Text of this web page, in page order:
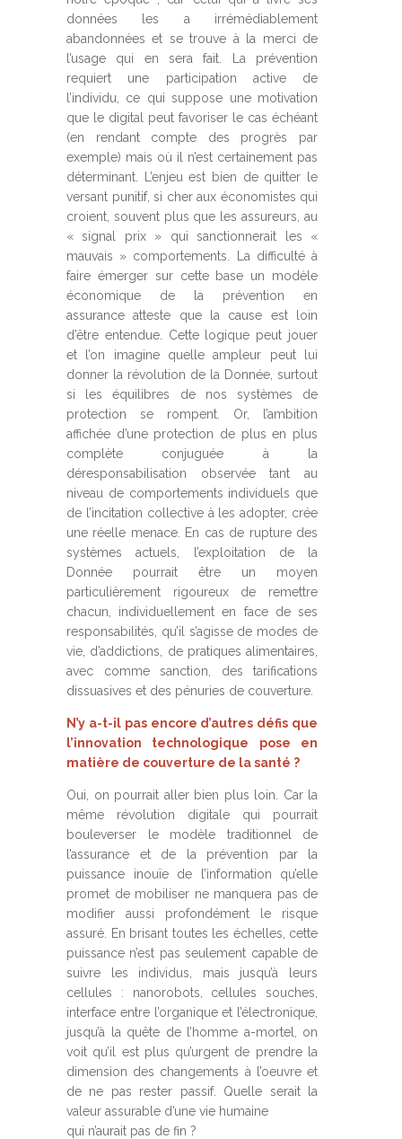
données les a irrémédiablement
abandonnées et se trouve à la merci de
l’usage qui en sera fait. La prévention
requiert une participation active de
l’individu, ce qui suppose une motivation
que le digital peut favoriser le cas échéant
(en rendant compte des progrès par
exemple) mais où il n’est certainement pas
déterminant. L’enjeu est bien de quitter le
versant punitif, si cher aux économistes qui
croient, souvent plus que les assureurs, au
« signal prix » qui sanctionnerait les «
mauvais » comportements. La difficulté à
faire émerger sur cette base un modèle
économique de la prévention en
assurance atteste que la cause est loin
d’être entendue. Cette logique peut jouer
et l’on imagine quelle ampleur peut lui
donner la révolution de la Donnée, surtout
si les équilibres de nos systèmes de
protection se rompent. Or, l’ambition
affichée d’une protection de plus en plus
complète conjuguée à la
déresponsabilisation observée tant au
niveau de comportements individuels que
de l’incitation collective à les adopter, crée
une réelle menace. En cas de rupture des
systèmes actuels, l’exploitation de la
Donnée pourrait être un moyen
particulièrement rigoureux de remettre
chacun, individuellement en face de ses
responsabilités, qu’il s’agisse de modes de
vie, d’addictions, de pratiques alimentaires,
avec comme sanction, des tarifications
dissuasives et des pénuries de couverture.
N’y a-t-il pas encore d’autres défis que
l’innovation technologique pose en
matière de couverture de la santé ?
Oui, on pourrait aller bien plus loin. Car la
même révolution digitale qui pourrait
bouleverser le modèle traditionnel de
l’assurance et de la prévention par la
puissance inouïe de l’information qu’elle
promet de mobiliser ne manquera pas de
modifier aussi profondément le risque
assuré. En brisant toutes les échelles, cette
puissance n’est pas seulement capable de
suivre les individus, mais jusqu’à leurs
cellules : nanorobots, cellules souches,
interface entre l’organique et l’électronique,
jusqu’à la quête de l’homme a-mortel, on
voit qu’il est plus qu’urgent de prendre la
dimension des changements à l’oeuvre et
de ne pas rester passif. Quelle serait la
valeur assurable d’une vie humaine
qui n’aurait pas de fin ?